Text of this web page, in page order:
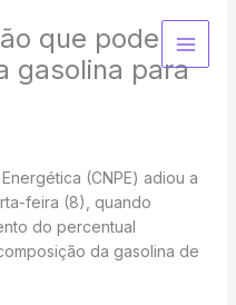
que pode
gasolina para
(CNPE) adiou a
feira (8), quando
do percentual
da gasolina de